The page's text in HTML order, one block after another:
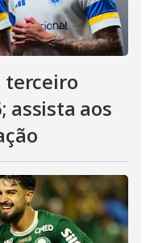
terceiro
assista aos